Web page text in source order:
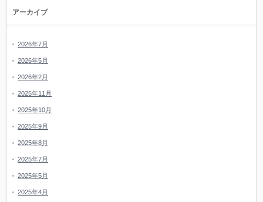
アーカイブ
2026年7月
2026年5月
2026年2月
2025年11月
2025年10月
2025年9月
2025年8月
2025年7月
2025年5月
2025年4月